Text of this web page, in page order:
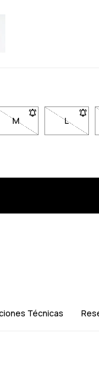
Haz clic para ser
disponible. Haz clic
M- Talla M no L- Talla
Técnicas